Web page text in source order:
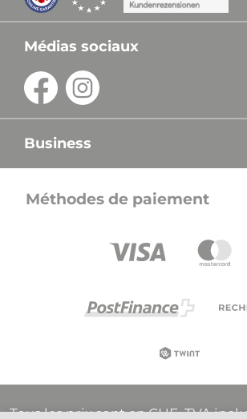
Médias sociaux
Business
Méthodes de paiement
Tous les prix sont en CHF, TVA